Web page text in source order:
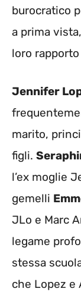
burocratico
a prima
loro
Jennifer
marito,
figli.
l’ex moglie
gemelli
JLo e Marc
legame
stessa
che Lopez e